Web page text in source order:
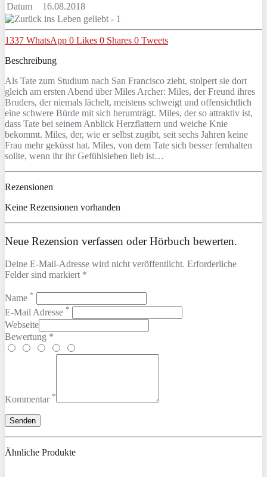
Datum
16.08.2018
1337 WhatsApp 0 Likes 0 Shares 0 Tweets
Beschreibung
Als Tate zum Studium nach San Francisco zieht, stolpert sie dort
gleich am ersten Abend über Miles Archer: Miles, der Freund ihres
Bruders, der niemals lächelt, meistens schweigt und offensichtlich
eine schwere Bürde mit sich herumträgt. Miles, der so attraktiv ist,
dass Tate bei seinem Anblick Herzflattern und weiche Knie
bekommt. Miles, der, wie er selbst zugibt, seit sechs Jahren keine
Frau mehr geküsst hat. Miles, von dem Tate sich besser fernhalten
sollte, wenn ihr ihr Gefühlsleben lieb ist…
Rezensionen
Keine Rezensionen vorhanden
Neue Rezension verfassen oder Hörbuch bewerten.
Deine E-Mail-Adresse wird nicht veröffentlicht. Erforderliche
Felder sind markiert *
Name *
E-Mail Adresse *
Webseite
Bewertung *
Kommentar *
Ähnliche Produkte